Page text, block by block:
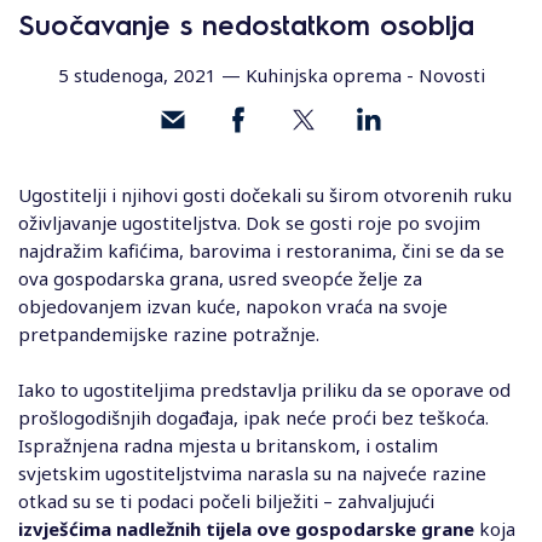
Suočavanje s nedostatkom osoblja
5 studenoga, 2021 — Kuhinjska oprema - Novosti
Ugostitelji i njihovi gosti dočekali su širom otvorenih ruku
oživljavanje ugostiteljstva. Dok se gosti roje po svojim
najdražim kafićima, barovima i restoranima, čini se da se
ova gospodarska grana, usred sveopće želje za
objedovanjem izvan kuće, napokon vraća na svoje
pretpandemijske razine potražnje.
Iako to ugostiteljima predstavlja priliku da se oporave od
prošlogodišnjih događaja, ipak neće proći bez teškoća.
Ispražnjena radna mjesta u britanskom, i ostalim
svjetskim ugostiteljstvima narasla su na najveće razine
otkad su se ti podaci počeli bilježiti – zahvaljujući
izvješćima nadležnih tijela ove gospodarske grane koja